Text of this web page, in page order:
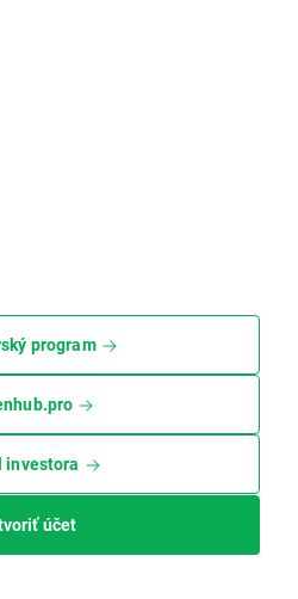
program
investora
účet